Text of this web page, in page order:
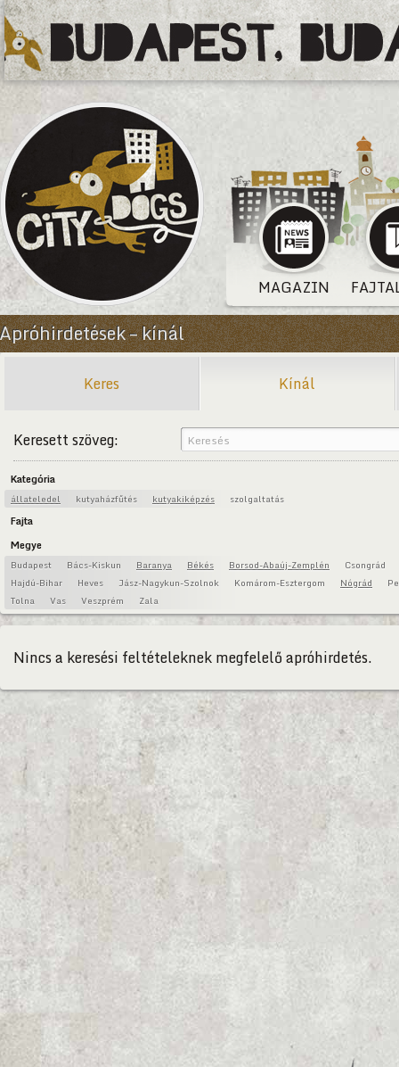
MAGAZIN
Apróhirdetések – kínál
Keres Kínál
Keresett szöveg:
Kategória
állateledel kutyaházfűtés kutyakiképzés szolgaltatás
Fajta
Megye
Budapest Bács-Kiskun Baranya Békés Borsod-Abaúj-Zemplén
Csongrád
Hajdú-Bihar
Heves Jász-Nagykun-Szolnok Komárom-Esztergom Nógrád
Tolna
Vas Veszprém Zala
Nincs a keresési feltételeknek megfelelő apróhirdetés.